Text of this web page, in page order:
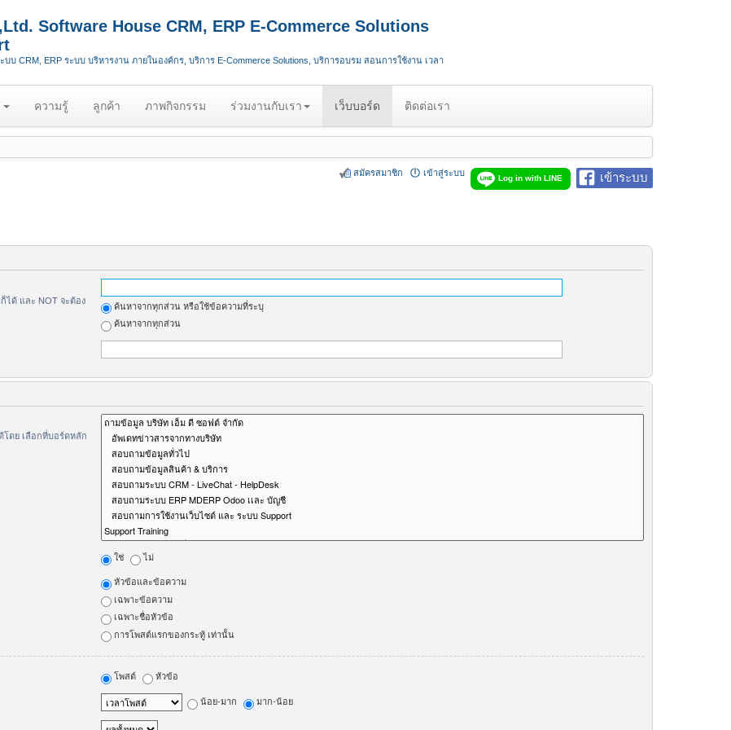
Software House CRM, ERP E-Commerce Solutions
บ CRM, ERP ระบบ บริหารงาน ภายในองค์กร, บริการ E-Commerce Solutions, บริการอบรม สอนการใช้งาน เวลา
ความรู้ ลูกค้า ภาพกิจกรรม ร่วมงานกับเรา เว็บบอร์ด ติดต่อเรา
เข้าระบบ
Log in with LINE
เข้าสู่ระบบ
สมัครสมาชิก
ได้ และ NOT จะต้อง
ค้นหาจากทุกส่วน หรือใช้ข้อความที่ระบุ
ค้นหาจากทุกส่วน
ดย เลือกที่บอร์ดหลัก
ใช่ ไม่
หัวข้อและข้อความ
เฉพาะข้อความ
เฉพาะชื่อหัวข้อ
การโพสต์แรกของกระทู้ เท่านั้น
โพสต์ หัวข้อ
น้อย-มาก มาก-น้อย